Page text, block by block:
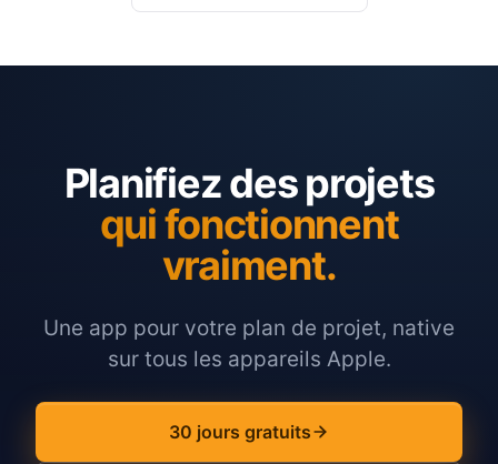
Planifiez des projets
qui fonctionnent
vraiment.
Une app pour votre plan de projet, native
sur tous les appareils Apple.
30 jours gratuits